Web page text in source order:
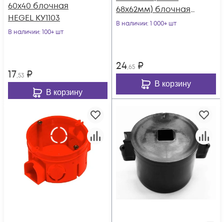
60х40 блочная
HEGEL КУ1103
В наличии: 100+ шт
17,53 ₽
В корзину
68х62мм) блочная
HEGEL КУ1102
В наличии: 1 000+ шт
24,65 ₽
В корзину